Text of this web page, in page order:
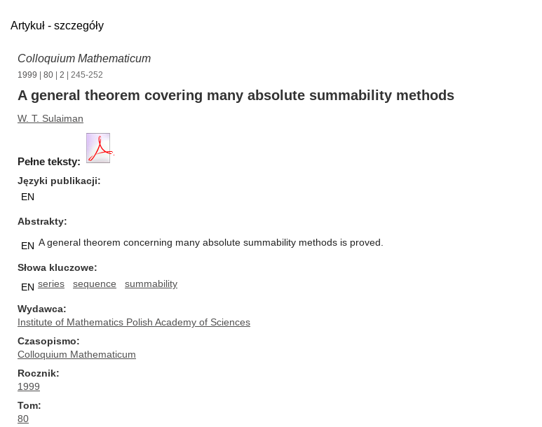
Artykuł - szczegóły
Colloquium Mathematicum
1999 80 2 | 245-252
A general theorem covering many absolute summability methods
W. T. Sulaiman
Pełne teksty:
Języki publikacji
EN
Abstrakty
EN A general theorem concerning many absolute summability methods is proved.
Słowa kluczowe
EN series sequence summability
Wydawca
Institute of Mathematics Polish Academy of Sciences
Czasopismo
Colloquium Mathematicum
Rocznik
1999
Tom
80